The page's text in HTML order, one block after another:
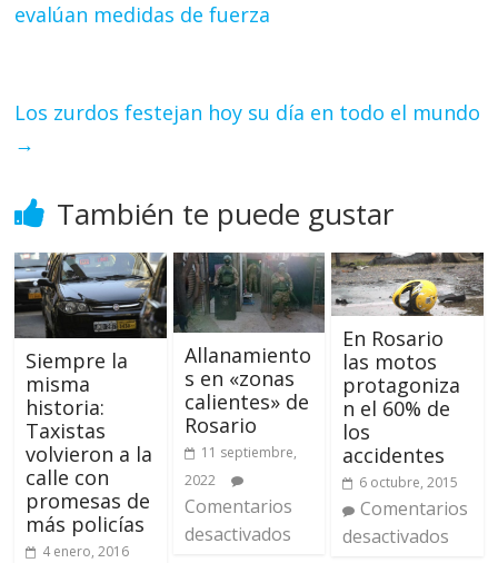
evalúan medidas de fuerza
Los zurdos festejan hoy su día en todo el mundo
→
También te puede gustar
Siempre la
misma
historia:
Taxistas
volvieron a la
calle con
promesas de
más policías
4 enero, 2016
Allanamiento
s en «zonas
calientes» de
Rosario
11 septiembre,
2022
Comentarios
desactivados
En Rosario
las motos
protagoniza
n el 60% de
los
accidentes
6 octubre, 2015
Comentarios
desactivados